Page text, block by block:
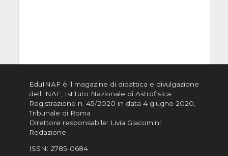
EduINAF è il magazine di didattica e divulgazione
dell'INAF, Istituto Nazionale di Astrofisica
Registrazione n. 45/2020 in data 4 giugno 2020,
Tribunale di Roma
Direttore responsabile: Livia Giacomini
Redazione
ISSN: 2785-0684